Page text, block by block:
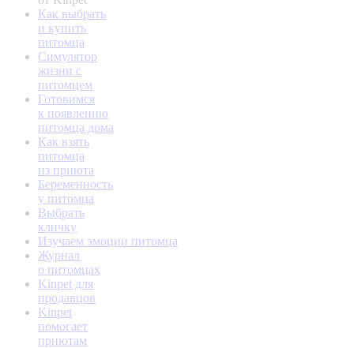
Как выбрать
и купить
питомца
Симулятор
жизни с
питомцем
Готовимся
к появлению
питомца дома
Как взять
питомца
из приюта
Беременность
у питомца
Выбрать
кличку
Изучаем эмоции питомца
Журнал
о питомцах
Kinpet для
продавцов
Kinpet
помогает
приютам